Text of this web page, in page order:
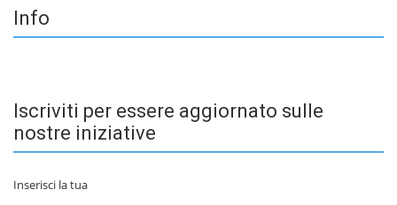
Info
Iscriviti per essere aggiornato sulle
nostre iniziative
Inserisci la tua